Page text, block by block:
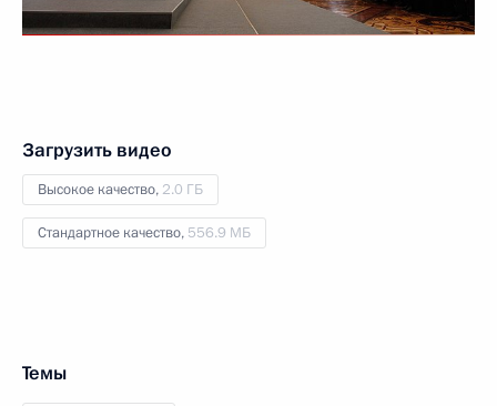
Загрузить видео
Высокое качество, 2.0 ГБ
Стандартное качество, 556.9 МБ
Темы